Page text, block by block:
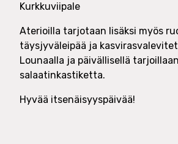
Kurkkuviipale
Aterioilla tarjotaan lisäksi myös
täysjyväleipää ja
Lounaalla ja päivällisellä
salaatinkastiketta.
Hyvää itsenäisyyspäivää!